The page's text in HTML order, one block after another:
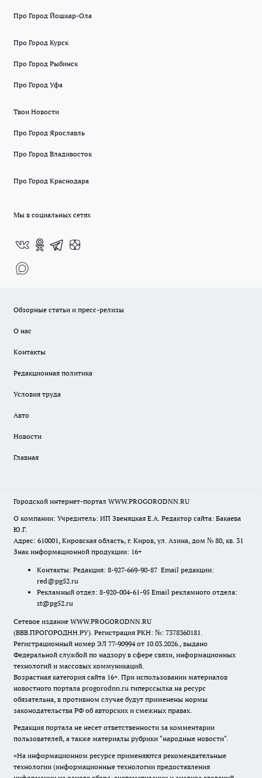
Про Город Йошкар-Ола
Про Город Курск
Про Город Рыбинск
Про Город Уфа
Твои Новости
Про Город Ярославль
Про Город Владивосток
Про Город Краснодара
Мы в социальных сетях
Обзорные статьи и пресс-релизы
О нас
Контакты
Редакционная политика
Условия труда
Авто
Новости
Главная
Городской интернет-портал WWW.PROGORODNN.RU
О компании: Учредитель: ИП Звеняцкая Е.А. Редактор сайта: Бакаева
Ю.Г.
Адрес: 610001, Кировская область, г. Киров, ул. Азина, дом № 80, кв. 31
Знак информационной продукции: 16+
Контакты: Редакция: 8-927-669-90-87 Email редакции:
red@pg52.ru
Рекламный отдел: 8-920-004-61-95 Email рекламного отдела:
st@pg52.ru
Сетевое издание WWW.PROGORODNN.RU
(ВВВ.ПРОГОРОДНН.РУ). Регистрация РКН: №: 7378360181.
Регистрационный номер ЭЛ 77-90994 от 10.03.2026., выдано
Федеральной службой по надзору в сфере связи, информационных
технологий и массовых коммуникаций.
Возрастная категория сайта 16+. При использовании материалов
новостного портала progorodnn.ru гиперссылка на ресурс
обязательна, в противном случае будут применены нормы
законодательства РФ об авторских и смежных правах.
Редакция портала не несет ответственности за комментарии
пользователей, а также материалы рубрики "народные новости".
«На информационном ресурсе применяются рекомендательные
технологии (информационные технологии предоставления